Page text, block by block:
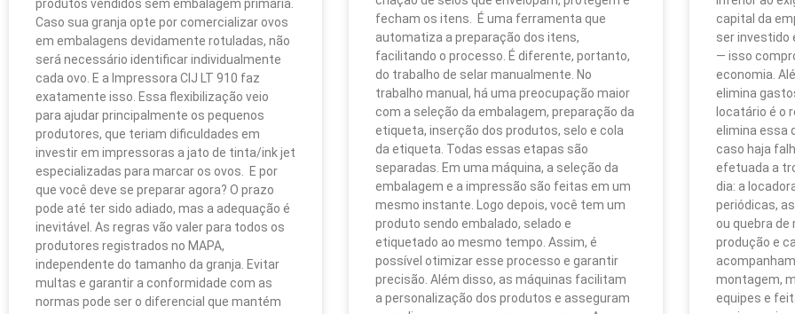
produtos vendidos sem embalagem primária.
Caso sua granja opte por comercializar ovos
em embalagens devidamente rotuladas, não
será necessário identificar individualmente
cada ovo. E a Impressora CIJ LT 910 faz
exatamente isso. Essa flexibilização veio
para ajudar principalmente os pequenos
produtores, que teriam dificuldades em
investir em impressoras a jato de tinta/ink jet
especializadas para marcar os ovos. E por
que você deve se preparar agora? O prazo
pode até ter sido adiado, mas a adequação é
inevitável. As regras vão valer para todos os
produtores registrados no MAPA,
independente do tamanho da granja. Evitar
multas e garantir a conformidade com as
normas pode ser o diferencial que mantém
fecham os itens. É uma ferramenta que
automatiza a preparação dos itens,
facilitando o processo. É diferente, portanto,
do trabalho de selar manualmente. No
trabalho manual, há uma preocupação maior
com a seleção da embalagem, preparação da
etiqueta, inserção dos produtos, selo e cola
da etiqueta. Todas essas etapas são
separadas. Em uma máquina, a seleção da
embalagem e a impressão são feitas em um
mesmo instante. Logo depois, você tem um
produto sendo embalado, selado e
etiquetado ao mesmo tempo. Assim, é
possível otimizar esse processo e garantir
precisão. Além disso, as máquinas facilitam
a personalização dos produtos e asseguram
capital da
ser investido
— isso
economia.
elimina
locatário é o
elimina essa
caso haja
efetuada a
dia: a
periódicas,
ou quebra de
produção e
montagem,
equipes e